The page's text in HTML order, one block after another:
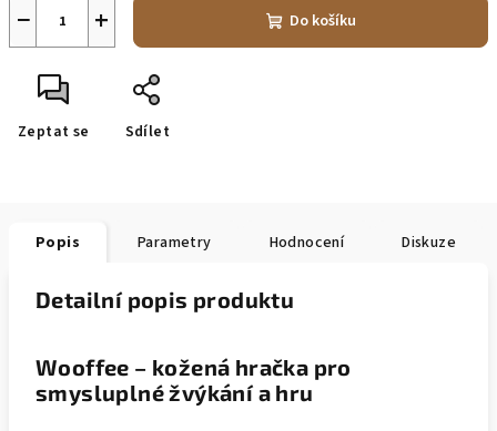
+
− Do košíku
Zeptat se Sdílet
Popis Parametry Hodnocení Diskuze
Detailní popis produktu
Wooffee – kožená hračka pro
smysluplné žvýkání a hru